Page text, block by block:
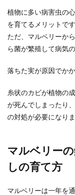
植物に多い病害虫の
を育てるメリットです
ただ、マルベリーか
ら菌が繁殖して病気
落ちた実が原因でか
糸状のカビが植物の
が死んでしまったり
の対処が必要になりま
マルベリー
しの育て方
マルベリーは一年を